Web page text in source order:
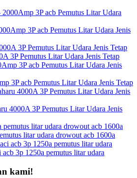
3P acb Pemutus Litar Udara Jenis
3P Pemutus Litar Udara Jenis Tetap
3P acb Pemutus Litar Udara Jenis Tetap
4000A 3P Pemutus Litar Udara Jenis
litar udara drowout acb 1600a
acb 3p 1250a pemutus litar udara
kami!